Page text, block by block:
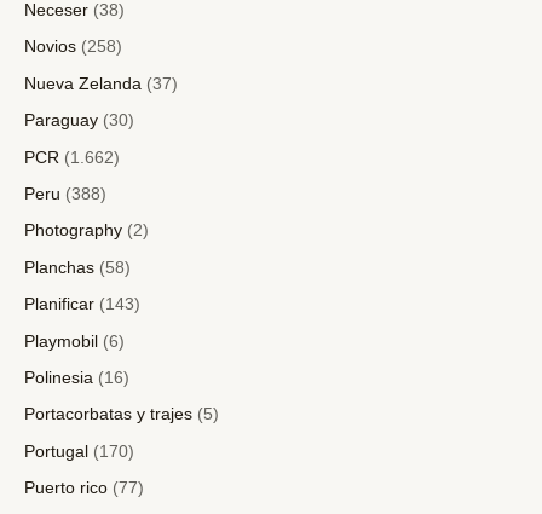
Neceser (38)
Novios (258)
Nueva Zelanda (37)
Paraguay (30)
PCR (1.662)
Peru (388)
Photography (2)
Planchas (58)
Planificar (143)
Playmobil (6)
Polinesia (16)
Portacorbatas y trajes (5)
Portugal (170)
Puerto rico (77)